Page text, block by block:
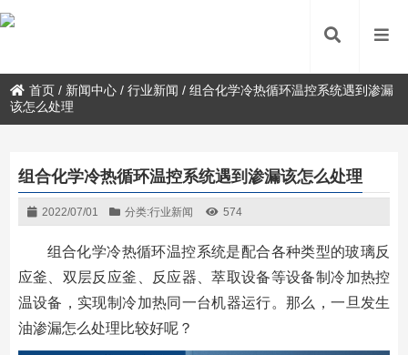
首页 / 新闻中心 /行业新闻 /组合化学冷热循环温控系统遇到渗漏
该怎么处理
组合化学冷热循环温控系统遇到渗漏该怎么处理
2022/07/01 分类:行业新闻 574
组合化学冷热循环温控系统是配合各种类型的玻璃反
应釜、双层反应釜、反应器、萃取设备等设备制冷加热控
温设备，实现制冷加热同一台机器运行。那么，一旦发生
油渗漏怎么处理比较好呢？